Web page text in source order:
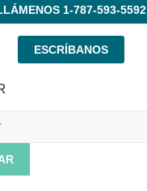
1-787-593-5592
ESCRÍBANOS